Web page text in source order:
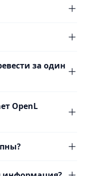
за один
OpenL